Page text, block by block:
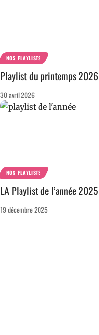
NOS PLAYLISTS
Playlist du printemps
30 avril 2026
NOS PLAYLISTS
LA Playlist de l’année
19 décembre 2025